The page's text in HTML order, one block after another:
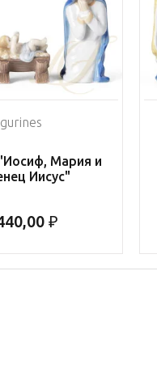
Мария и
Иисус"
₽